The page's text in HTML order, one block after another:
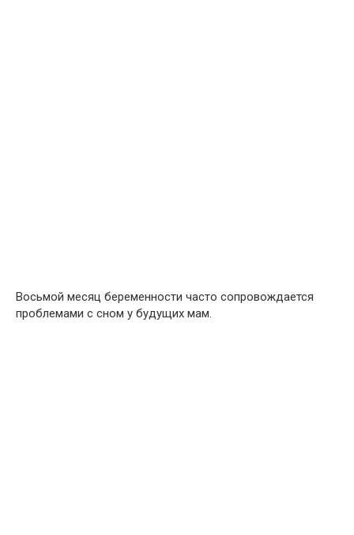
Восьмой месяц беременности часто сопровождается
проблемами с сном у будущих мам.